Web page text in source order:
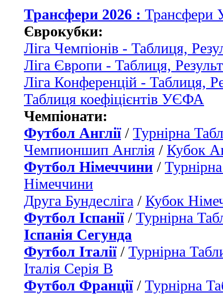
Трансфери 2026 : Трансфери
Єврокубки:
Ліга Чемпіонів - Таблиця,
Ліга Європи - Таблиця,
Ліга Конференцій - Таблиця,
Таблиця коефіцієнтів УЄФА
Чемпіонати:
Футбол Англії/ Турнірна
Чемпионшип Англія / Кубок
Футбол Німеччини /
Німеччини
Друга Бундесліга / Кубок
Футбол Іспанії/ Турнірна
Іспанія Сегунда
Футбол Італії/ Турнірна
Італія Серія B
Футбол Франції/ Турнірна